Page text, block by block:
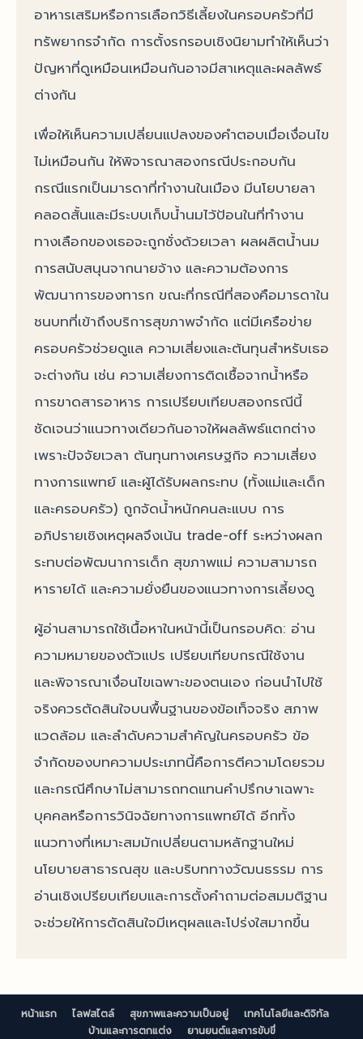
อาหารเสริมหรือการเลือกวิธีเลี้ยงในครอบครัวที่มี
ทรัพยากรจำกัด การตั้งรกรอบเชิงนิยามทำให้เห็นว่า
ปัญหาที่ดูเหมือนเหมือนกันอาจมีสาเหตุและผลลัพธ์
ต่างกัน
เพื่อให้เห็นความเปลี่ยนแปลงของคำตอบเมื่อเงื่อนไข
ไม่เหมือนกัน ให้พิจารณาสองกรณีประกอบกัน
กรณีแรกเป็นมารดาที่ทำงานในเมือง มีนโยบายลา
คลอดสั้นและมีระบบเก็บน้ำนมไว้ป้อนในที่ทำงาน
ทางเลือกของเธอจะถูกชั่งด้วยเวลา ผลผลิตน้ำนม
การสนับสนุนจากนายจ้าง และความต้องการ
พัฒนาการของทารก ขณะที่กรณีที่สองคือมารดาใน
ชนบทที่เข้าถึงบริการสุขภาพจำกัด แต่มีเครือข่าย
ครอบครัวช่วยดูแล ความเสี่ยงและต้นทุนสำหรับเธอ
จะต่างกัน เช่น ความเสี่ยงการติดเชื้อจากน้ำหรือ
การขาดสารอาหาร การเปรียบเทียบสองกรณีนี้
ชัดเจนว่าแนวทางเดียวกันอาจให้ผลลัพธ์แตกต่าง
เพราะปัจจัยเวลา ต้นทุนทางเศรษฐกิจ ความเสี่ยง
ทางการแพทย์ และผู้ได้รับผลกระทบ (ทั้งแม่และเด็ก
และครอบครัว) ถูกจัดน้ำหนักคนละแบบ การ
อภิปรายเชิงเหตุผลจึงเน้น trade-off ระหว่างผลก
ระทบต่อพัฒนาการเด็ก สุขภาพแม่ ความสามารถ
หารายได้ และความยั่งยืนของแนวทางการเลี้ยงดู
ผู้อ่านสามารถใช้เนื้อหาในหน้านี้เป็นกรอบคิด: อ่าน
ความหมายของตัวแปร เปรียบเทียบกรณีใช้งาน
และพิจารณาเงื่อนไขเฉพาะของตนเอง ก่อนนำไปใช้
จริงควรตัดสินใจบนพื้นฐานของข้อเท็จจริง สภาพ
แวดล้อม และลำดับความสำคัญในครอบครัว ข้อ
จำกัดของบทความประเภทนี้คือการตีความโดยรวม
และกรณีศึกษาไม่สามารถทดแทนคำปรึกษาเฉพาะ
บุคคลหรือการวินิจฉัยทางการแพทย์ได้ อีกทั้ง
แนวทางที่เหมาะสมมักเปลี่ยนตามหลักฐานใหม่
นโยบายสาธารณสุข และบริบททางวัฒนธรรม การ
อ่านเชิงเปรียบเทียบและการตั้งคำถามต่อสมมติฐาน
จะช่วยให้การตัดสินใจมีเหตุผลและโปร่งใสมากขึ้น
หน้าแรก ไลฟสไตล์ สุขภาพและความเป็นอยู่
เทคโนโลยีและดิจิทัล
บ้านและการตกแต่ง
ยานยนต์และการขับขี่